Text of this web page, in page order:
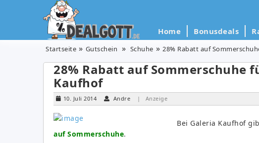
Home Bonusdeals
Startseite Gutschein Schuhe 28% Rabatt auf
28% Rabatt auf Sommerschuhe
Kaufhof
10. Juli 2014 Andre | Anzeige
Bei Galeria Kaufhof
auf Sommerschuhe.